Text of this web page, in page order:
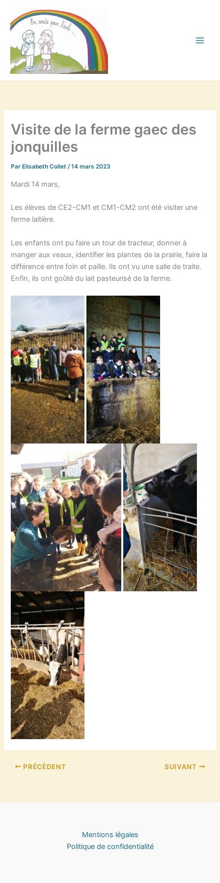
contenu
Visite de la ferme gaec des
jonquilles
Par Elisabeth Collet/14 mars 2023
Mardi 14 mars,
Les élèves de CE2-CM1 et CM1-CM2 ont été visiter une
ferme laitière.
Les enfants ont pu faire un tour de tracteur, donner à
manger aux veaux, identifier les plantes de la prairie, faire la
différence entre foin et paille. Ils ont vu une salle de traite.
Enfin, ils ont goûté du lait pasteurisé de la ferme.
PRÉCÉDENT SUIVANT
Mentions légales
Politique de confidentialité